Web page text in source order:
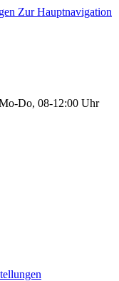
Zur Hauptnavigation
Do, 08-12:00 Uhr